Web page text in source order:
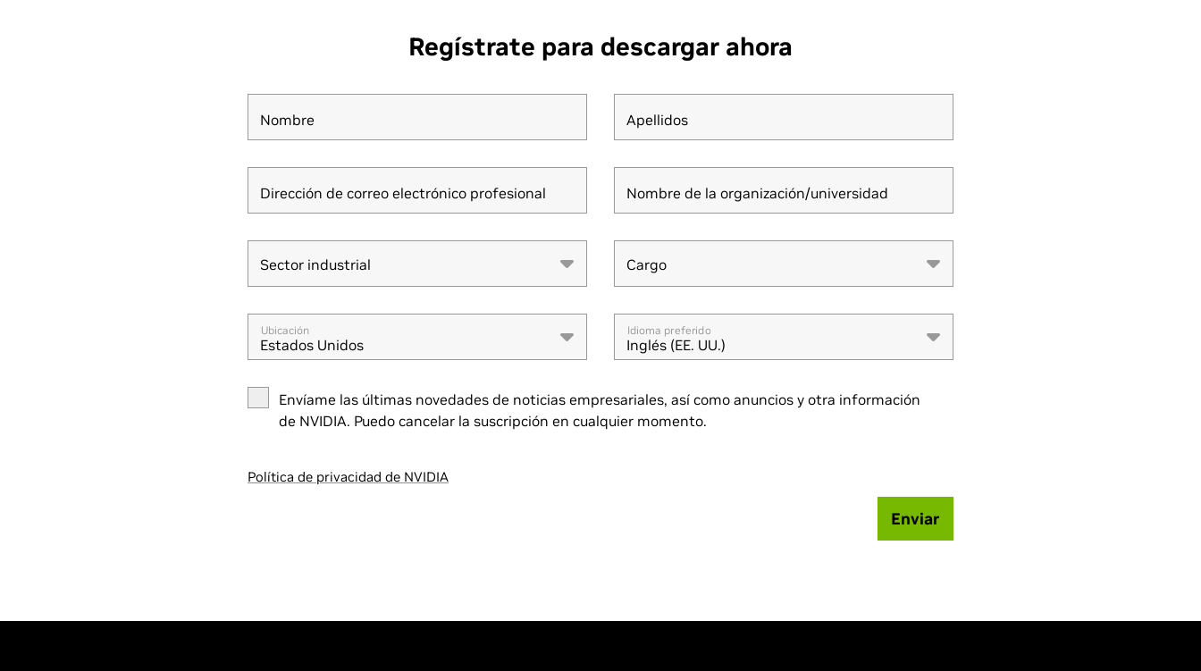
Regístrate para descargar ahora
Nombre Apellidos
Dirección de correo electrónico profesional Nombre de la organización/universidad
Sector industrial
Sector industrial Cargo
Cargo
Ubicación
Estados Unidos
Idioma preferido
Inglés (EE. UU.)
Envíame las últimas novedades de noticias empresariales, así como anuncios y otra información
de NVIDIA. Puedo cancelar la suscripción en cualquier momento.
Política de privacidad de NVIDIA
Enviar